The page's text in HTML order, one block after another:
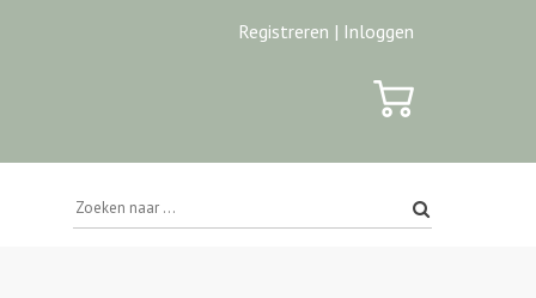
Registreren | Inloggen